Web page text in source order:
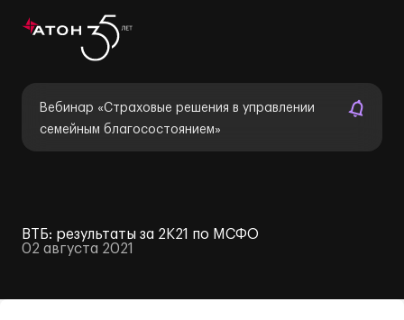
Вебинар «Страховые решения в управлении
семейным благосостоянием»
ВТБ: результаты за 2К21 по МСФО
02 августа 2021